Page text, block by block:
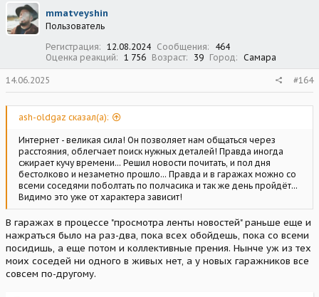
ц
и
и
mmatveyshin
Пользователь
Регистрация
12.08.2024 Сообщения
464
Оценка реакций
1 756 Возраст 39 Город Самара
14.06.2025 #164
ash-oldgaz сказал(а):
Интернет - великая сила! Он позволяет нам общаться через
расстояния, облегчает поиск нужных деталей! Правда иногда
сжирает кучу времени... Решил новости почитать, и пол дня
бестолково и незаметно прошло... Правда и в гаражах можно со
всеми соседями поболтать по полчасика и так же день пройдёт...
Видимо это уже от характера зависит!
В гаражах в процессе "просмотра ленты новостей" раньше еще и
нажраться было на раз-два, пока всех обойдешь, пока со всеми
посидишь, а еще потом и коллективные прения. Нынче уж из тех
моих соседей ни одного в живых нет, а у новых гаражников все
совсем по-другому.